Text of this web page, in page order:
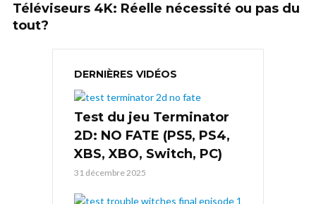
Téléviseurs 4K: Réelle nécessité ou pas du
tout?
DERNIÈRES VIDÉOS
Test du jeu Terminator
2D: NO FATE (PS5, PS4,
XBS, XBO, Switch, PC)
31 décembre 2025